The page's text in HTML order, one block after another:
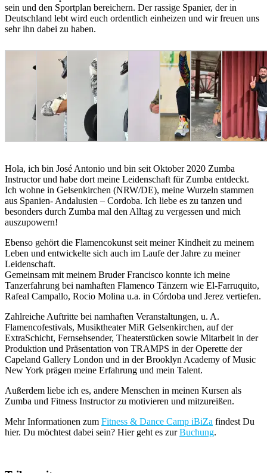
sein und den Sportplan bereichern. Der rassige Spanier, der in
Deutschland lebt wird euch ordentlich einheizen und wir freuen uns
sehr ihn dabei zu haben.
Hola, ich bin José Antonio und bin seit Oktober 2020 Zumba
Instructor und habe dort meine Leidenschaft für Zumba entdeckt.
Ich wohne in Gelsenkirchen (NRW/DE), meine Wurzeln stammen
aus Spanien- Andalusien – Cordoba. Ich liebe es zu tanzen und
besonders durch Zumba mal den Alltag zu vergessen und mich
auszupowern!
Ebenso gehört die Flamencokunst seit meiner Kindheit zu meinem
Leben und entwickelte sich auch im Laufe der Jahre zu meiner
Leidenschaft.
Gemeinsam mit meinem Bruder Francisco konnte ich meine
Tanzerfahrung bei namhaften Flamenco Tänzern wie El-Farruquito,
Rafeal Campallo, Rocio Molina u.a. in Córdoba und Jerez vertiefen.
Zahlreiche Auftritte bei namhaften Veranstaltungen, u. A.
Flamencofestivals, Musiktheater MiR Gelsenkirchen, auf der
ExtraSchicht, Fernsehsender, Theaterstücken sowie Mitarbeit in der
Produktion und Präsentation von TRAMPS in der Operette der
Capeland Gallery London und in der Brooklyn Academy of Music
New York prägen meine Erfahrung und mein Talent.
Außerdem liebe ich es, andere Menschen in meinen Kursen als
Zumba und Fitness Instructor zu motivieren und mitzureißen.
Mehr Informationen zum Fitness & Dance Camp iBiZa findest Du
hier. Du möchtest dabei sein? Hier geht es zurBuchung.